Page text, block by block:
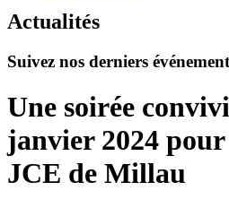
Actualités
Suivez nos derniers
Une soirée
janvier 2024
JCE de Millau